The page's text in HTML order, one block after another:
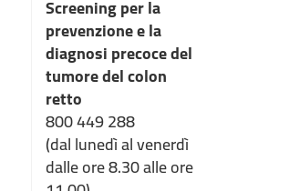
Screening per la
prevenzione e la
diagnosi precoce del
tumore del colon
retto
800 449 288
(dal lunedì al venerdì
dalle ore 8.30 alle ore